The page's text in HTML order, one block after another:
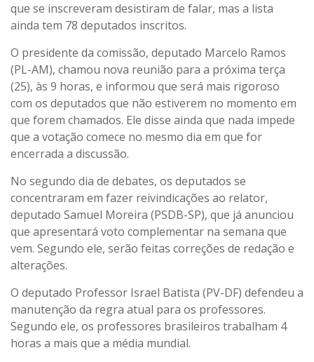
que se inscreveram desistiram de falar, mas a lista
ainda tem 78 deputados inscritos.
O presidente da comissão, deputado Marcelo Ramos
(PL-AM), chamou nova reunião para a próxima terça
(25), às 9 horas, e informou que será mais rigoroso
com os deputados que não estiverem no momento em
que forem chamados. Ele disse ainda que nada impede
que a votação comece no mesmo dia em que for
encerrada a discussão.
No segundo dia de debates, os deputados se
concentraram em fazer reivindicações ao relator,
deputado Samuel Moreira (PSDB-SP), que já anunciou
que apresentará voto complementar na semana que
vem. Segundo ele, serão feitas correções de redação e
alterações.
O deputado Professor Israel Batista (PV-DF) defendeu a
manutenção da regra atual para os professores.
Segundo ele, os professores brasileiros trabalham 4
horas a mais que a média mundial.